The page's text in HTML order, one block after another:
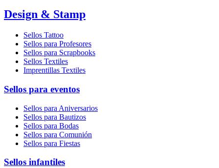
Design & Stamp
Sellos Tattoo
Sellos para Profesores
Sellos para Scrapbooks
Sellos Textiles
Imprentillas Textiles
Sellos para eventos
Sellos para Aniversarios
Sellos para Bautizos
Sellos para Bodas
Sellos para Comunión
Sellos para Fiestas
Sellos infantiles